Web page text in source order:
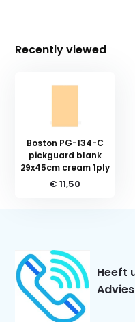
Recently viewed
Boston PG-134-C
pickguard blank
29x45cm cream 1ply
€ 11,50
Heeft